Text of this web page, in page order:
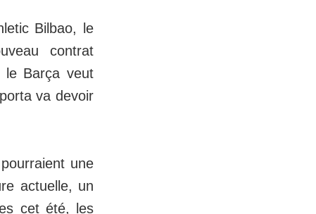
Bilbao, le
contrat
le Barça veut
va devoir
une
actuelle, un
cet été, les